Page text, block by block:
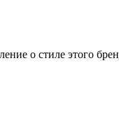
о стиле этого